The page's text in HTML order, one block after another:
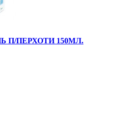
ПЕРХОТИ 150МЛ.